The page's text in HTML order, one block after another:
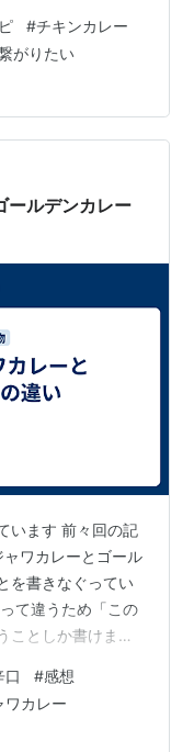
屋さんに訪れた
レーがめっちゃ
と言う会話が飛
は『ゴールデンカ
作りました♪ ゴール
#チキンカレー
がりたい
ールデンカレー
います 前々回の記
ワカレーとゴール
を書きなぐってい
て違うため「この
ことしか書けませ
引かない辛さで
ルー単体で食べる
はにんにくをたっ
口 #感想
ワカレー